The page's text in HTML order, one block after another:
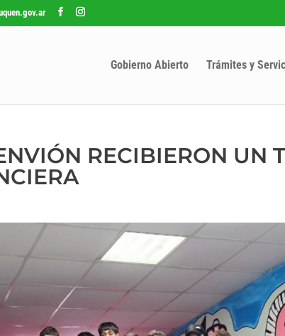
Gobierno Abierto Trámites y
RECIBIERON UN